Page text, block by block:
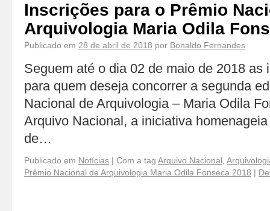
Inscrições para o Prêmio
Arquivologia Maria Odila
Publicado em 28 de abril de 2018 por Bonaldo Fernandes
Seguem até o dia 02 de maio de 2018 as
para quem deseja concorrer a segunda
Nacional de Arquivologia – Maria Odila
Arquivo Nacional, a iniciativa
de…
Publicado em Notícias | Com a tag Arquivo Nacional
Prêmio Nacional de Arquivologia Maria Odila Fonseca 2018 |